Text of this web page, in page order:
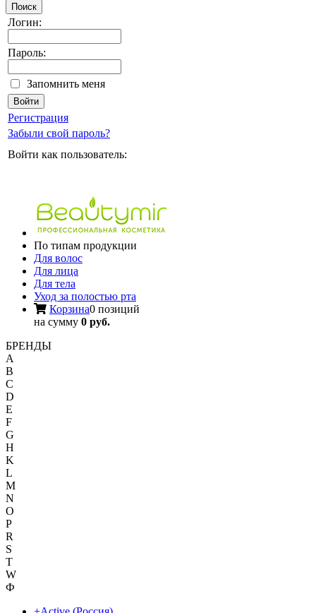
Поиск
Логин:
Пароль:
Запомнить меня
Регистрация
Забыли свой пароль?
Войти как пользователь:
По типам продукции
Для волос
Для лица
Для тела
Уход за полостью рта
Корзина0 позиций
на сумму 0 руб.
БРЕНДЫ
A
B
C
D
E
F
G
H
K
L
M
N
O
P
R
S
T
W
Ф